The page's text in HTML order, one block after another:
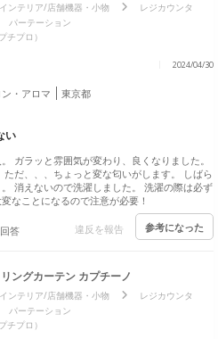
ンテリア/店舗機器・小物
レジカウンタ
パーテーション
チプロ）
2024/04/30
・アロマ
東京都
い
ガラッと雰囲気が変わり、良くなりました。
だ、、、ちょっと変な匂いがします。 しばら
消えないので洗濯しました。 洗濯の際は必ず
なことになるので注意が必要！
答 違反を報告 参考になった
ングカーテン カプチーノ
ンテリア/店舗機器・小物
レジカウンタ
パーテーション
チプロ）